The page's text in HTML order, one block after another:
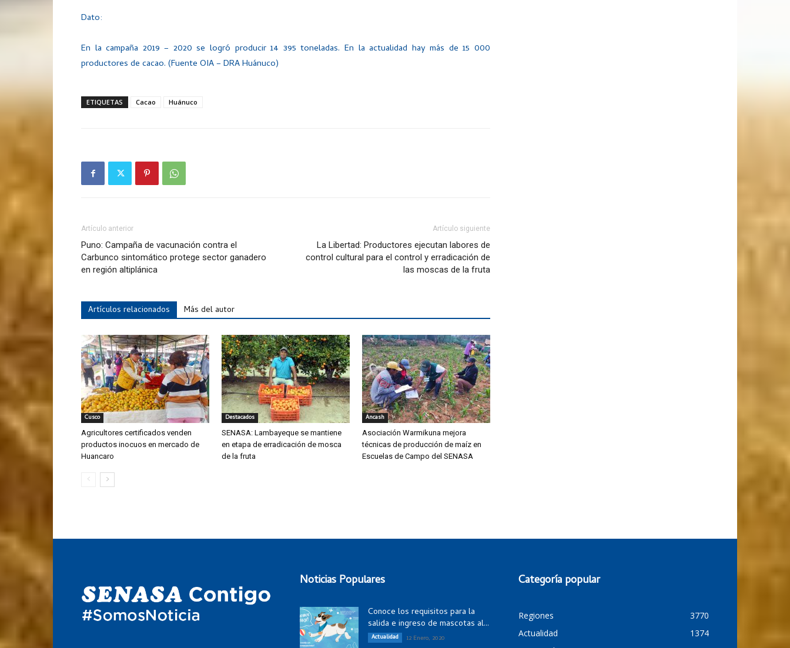
Dato:
En la campaña 2019 – 2020 se logró producir 14 395 toneladas. En la actualidad hay más de 15 000
productores de cacao. (Fuente OIA – DRA Huánuco)
ETIQUETAS Cacao Huánuco
Artículo anterior
Puno: Campaña de vacunación contra el
Carbunco sintomático protege sector ganadero
en región altiplánica
Artículo siguiente
La Libertad: Productores ejecutan labores de
control cultural para el control y erradicación de
las moscas de la fruta
Artículos relacionados Más del autor
Cusco
Agricultores certificados venden
productos inocuos en mercado de
Huancaro
Destacados
SENASA: Lambayeque se mantiene
en etapa de erradicación de mosca
de la fruta
Áncash
Asociación Warmikuna mejora
técnicas de producción de maíz en
Escuelas de Campo del SENASA
Noticias Populares
Conoce los requisitos para la
salida e ingreso de mascotas al...
Actualidad 12 Enero, 2020
Categoría popular
Regiones
3770
Actualidad
1374